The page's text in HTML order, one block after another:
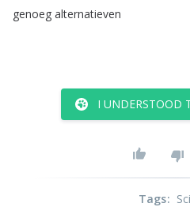
genoeg alternatieven
I UNDERSTOOD
Tags: